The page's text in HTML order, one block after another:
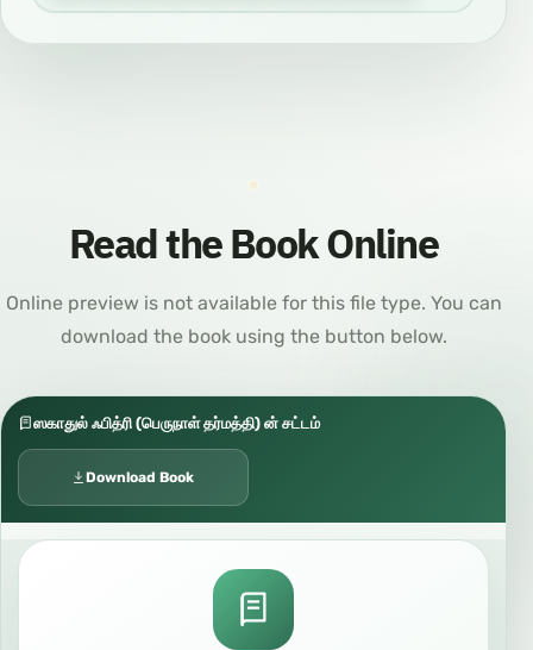
Read the Book Online
Online preview is not available for this file type. You can
download the book using the button below.
ஸகாதுல் ஃபித்ரி (பெருநாள் தர்மத்தி) ன் சட்டம்
Download Book